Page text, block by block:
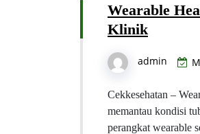
Wearable
Klinik
admin
Cekkesehatan –
memantau kondisi
perangkat wearable